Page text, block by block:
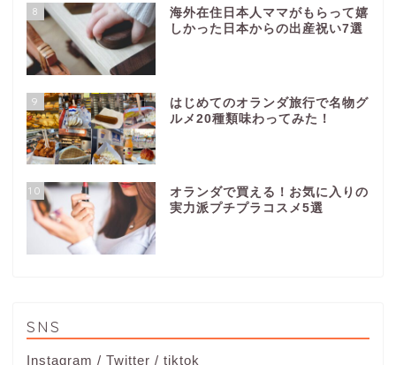
8
海外在住日本人ママがもらって嬉
しかった日本からの出産祝い7選
9
はじめてのオランダ旅行で名物グ
ルメ20種類味わってみた！
10
オランダで買える！お気に入りの
実力派プチプラコスメ5選
SNS
Instagram / Twitter / tiktok